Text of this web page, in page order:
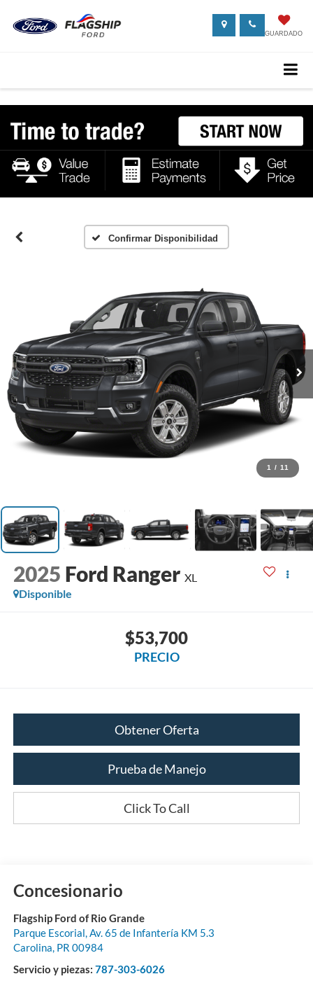
GUARDADO
Confirmar Disponibilidad
1 / 11
2025 Ford Ranger XL
Disponible
$53,700
PRECIO
Obtener Oferta
Prueba de Manejo
Click To Call
Concesionario
Flagship Ford of Rio Grande
Parque Escorial, Av. 65 de Infantería KM 5.3
Carolina, PR 00984
Servicio y piezas: 787-303-6026